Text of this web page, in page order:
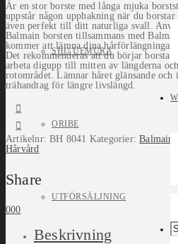
SHU UEMURA
ORIBE
UTFÖRSÄLJNING
Är en stor borste med långa mjuka
uppstår någon upphakning när du
även perfekt till ditt naturliga svall.
Balmain borsten tillsammans med
kommer att lämna dina hårförlängningar
Det rekommenderas att du börjar borsta
arbeta digupp till mitten av längderna
rotområdet.Lämnar håret glänsande
trähandtag för längre livslängd.
Artikelnr:BH 8041 Kategorier:Balmain
Hårvård
Share
000
Beskrivning